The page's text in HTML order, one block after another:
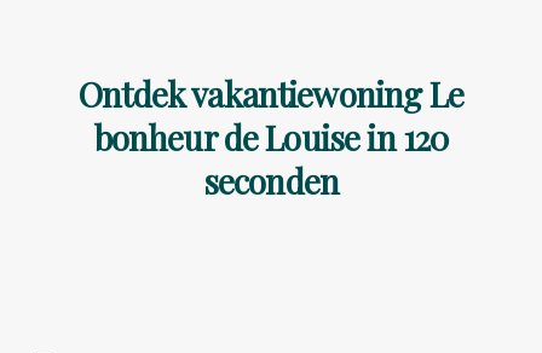
Ontdek vakantiewoning Le
bonheur de Louise in 120
seconden